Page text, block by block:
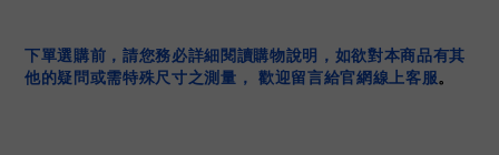
下單選購前，請您務必詳細閱讀購物說明，如欲對本商品有其
他的疑問或需特殊尺寸之測量， 歡迎留言給官網線上客服。